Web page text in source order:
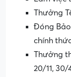
Thưởng
Đóng
chính
Thưởng
20/11,